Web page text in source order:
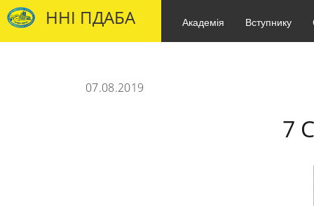
ННІ ПДАБА Академія Вступнику
07.08.2019
7